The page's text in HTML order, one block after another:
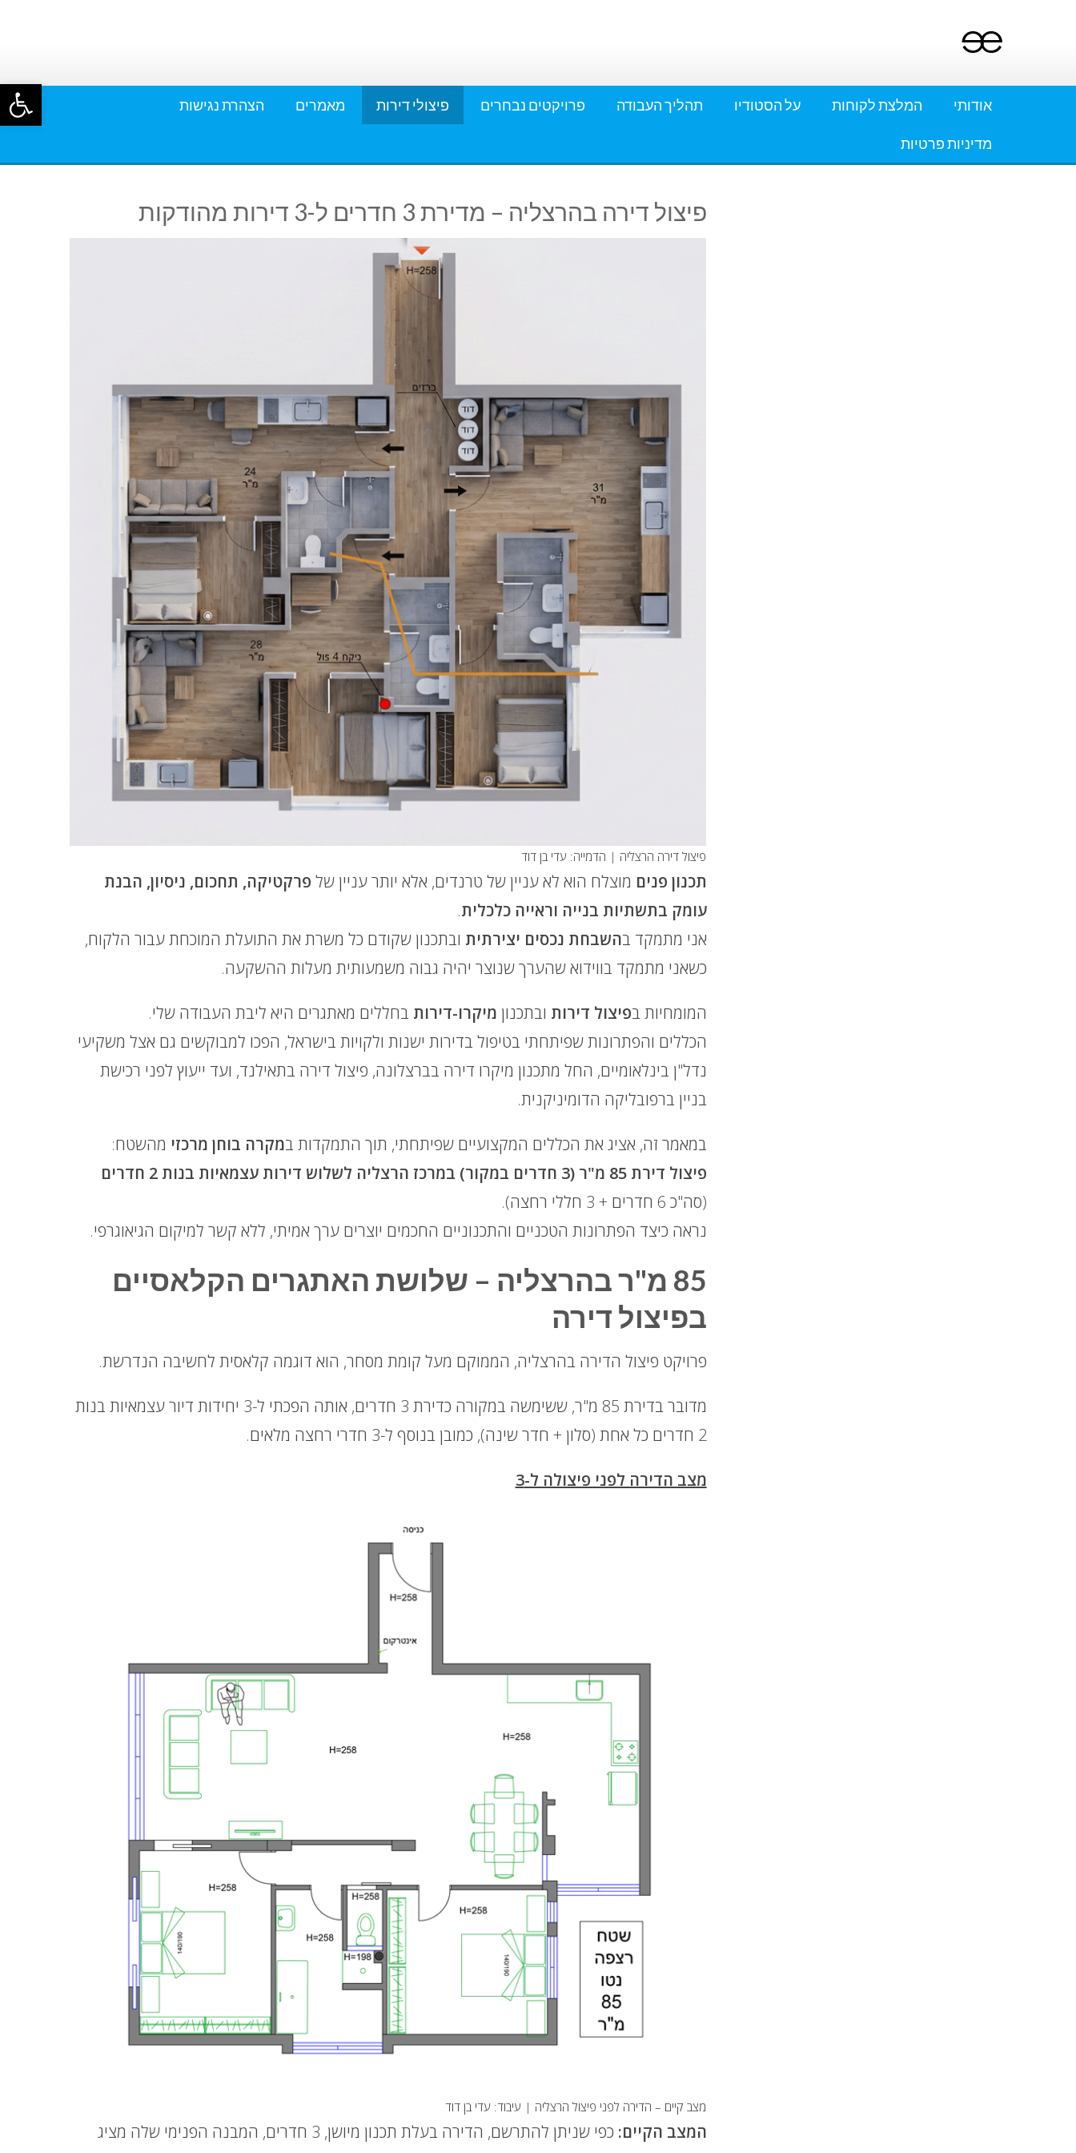
פתח אודותי המלצת לקוחות על הסטודיו תהליך העבודה פרויקטים נבחרים פיצולי דירות מאמרים הצהרת נגישות
מדיניות פרטיות
פיצול דירה בהרצליה – מדירת 3 חדרים ל-3 דירות מהודקות
פיצול דירה הרצליה | הדמייה: עדי בן דוד
תכנון פנים מוצלח הוא לא עניין של טרנדים, אלא יותר עניין של פרקטיקה, תחכום, ניסיון, הבנת
עומק בתשתיות בנייה וראייה כלכלית.
אני מתמקד בהשבחת נכסים יצירתית ובתכנון שקודם כל משרת את התועלת המוכחת עבור הלקוח,
כשאני מתמקד בווידוא שהערך שנוצר יהיה גבוה משמעותית מעלות ההשקעה.
המומחיות בפיצול דירות ובתכנון מיקרו-דירות בחללים מאתגרים היא ליבת העבודה שלי.
הכללים והפתרונות שפיתחתי בטיפול בדירות ישנות ולקויות בישראל, הפכו למבוקשים גם אצל משקיעי
נדל"ן בינלאומיים, החל מתכנון מיקרו דירה בברצלונה, פיצול דירה בתאילנד, ועד ייעוץ לפני רכישת
בניין ברפובליקה הדומיניקנית.
במאמר זה, אציג את הכללים המקצועיים שפיתחתי, תוך התמקדות במקרה בוחן מרכזי מהשטח:
פיצול דירת 85 מ"ר (3 חדרים במקור) במרכז הרצליה לשלוש דירות עצמאיות בנות 2 חדרים
(סה"כ 6 חדרים + 3 חללי רחצה).
נראה כיצד הפתרונות הטכניים והתכנוניים החכמים יוצרים ערך אמיתי, ללא קשר למיקום הגיאוגרפי.
85 מ"ר בהרצליה – שלושת האתגרים הקלאסיים
בפיצול דירה
פרויקט פיצול הדירה בהרצליה, הממוקם מעל קומת מסחר, הוא דוגמה קלאסית לחשיבה הנדרשת.
מדובר בדירת 85 מ"ר, ששימשה במקורה כדירת 3 חדרים, אותה הפכתי ל-3 יחידות דיור עצמאיות בנות
2 חדרים כל אחת (סלון + חדר שינה), כמובן בנוסף ל-3 חדרי רחצה מלאים.
מצב הדירה לפני פיצולה ל-3
מצב קיים – הדירה לפני פיצול הרצליה | עיבוד: עדי בן דוד
המצב הקיים:
כפי שניתן להתרשם, הדירה בעלת תכנון מיושן, 3 חדרים, המבנה הפנימי שלה מציג